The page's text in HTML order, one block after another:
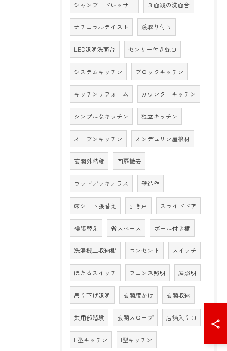
シャンプードレッサー ３面鏡の洗面台
ナチュラルテイスト 鏡取り付け
LED照明洗面台 センサー付き蛇口
システムキッチン ブロックキッチン
キッチンリフォーム カウンターキッチン
シンプルなキッチン 独立キッチン
オープンキッチン オンデュリン屋根材
玄関外階段 門扉撤去
ウッドデッキテラス 壁造作
床シート張替え 引き戸 スライドドア
襖張替え 省スペース ポール付き棚
洗濯機上収納棚 コンセント スイッチ
ほたるスイッチ フェンス照明 庭照明
吊り下げ照明 玄関腰かけ 玄関収納
共用部階段 玄関スロープ 店舗入り口
L型キッチン I型キッチン